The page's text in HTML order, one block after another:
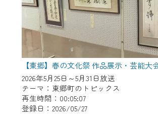
【東郷】春の文化祭 作品展示・芸能大
2026年5月25日～5月31日放送
テーマ：東郷町のトピックス
再生時間：00:05:07
登録日：2026/05/27